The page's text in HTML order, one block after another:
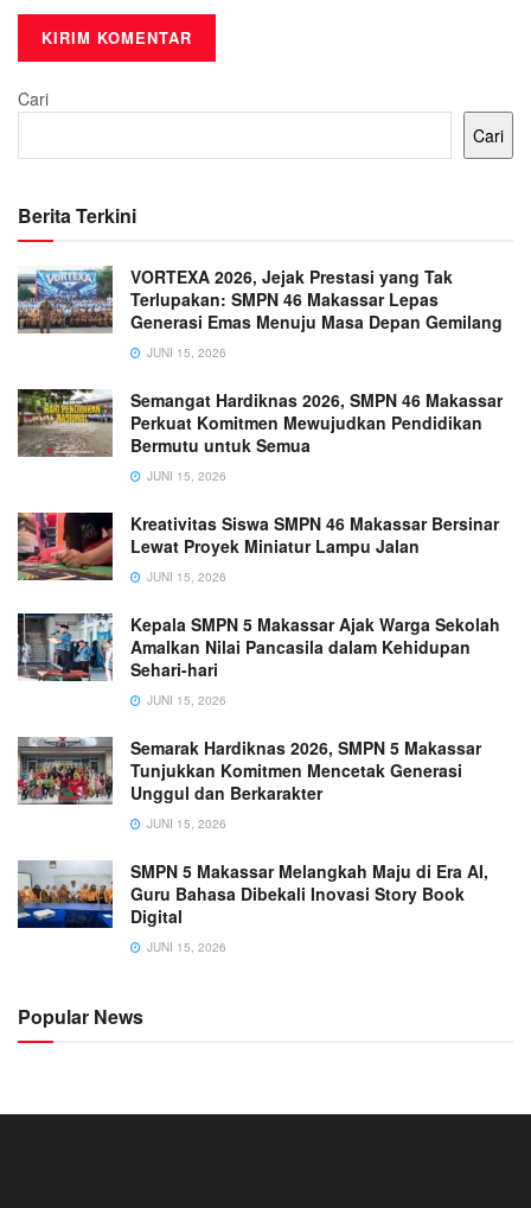
Cari
Cari
Berita Terkini
VORTEXA 2026, Jejak Prestasi yang Tak
Terlupakan: SMPN 46 Makassar Lepas
Generasi Emas Menuju Masa Depan Gemilang
JUNI 15, 2026
Semangat Hardiknas 2026, SMPN 46 Makassar
Perkuat Komitmen Mewujudkan Pendidikan
Bermutu untuk Semua
JUNI 15, 2026
Kreativitas Siswa SMPN 46 Makassar Bersinar
Lewat Proyek Miniatur Lampu Jalan
JUNI 15, 2026
Kepala SMPN 5 Makassar Ajak Warga Sekolah
Amalkan Nilai Pancasila dalam Kehidupan
Sehari-hari
JUNI 15, 2026
Semarak Hardiknas 2026, SMPN 5 Makassar
Tunjukkan Komitmen Mencetak Generasi
Unggul dan Berkarakter
JUNI 15, 2026
SMPN 5 Makassar Melangkah Maju di Era AI,
Guru Bahasa Dibekali Inovasi Story Book
Digital
JUNI 15, 2026
Popular News